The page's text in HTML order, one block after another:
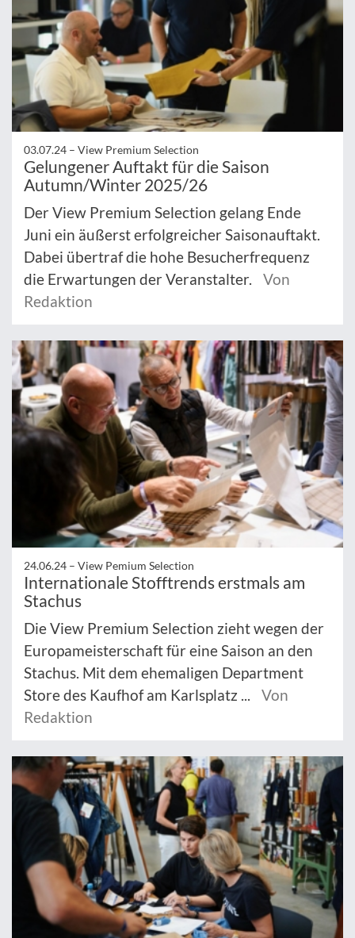
03.07.24 – View Premium Selection
Gelungener Auftakt für die Saison
Autumn/Winter 2025/26
Der View Premium Selection gelang Ende
Juni ein äußerst erfolgreicher Saisonauftakt.
Dabei übertraf die hohe Besucherfrequenz
die Erwartungen der Veranstalter.
Von
Redaktion
24.06.24 – View Pemium Selection
Internationale Stofftrends erstmals am
Stachus
Die View Premium Selection zieht wegen der
Europameisterschaft für eine Saison an den
Stachus. Mit dem ehemaligen Department
Store des Kaufhof am Karlsplatz ...
Von
Redaktion